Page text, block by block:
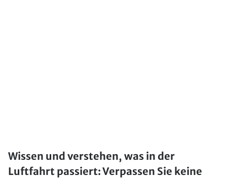
Wissen und verstehen, was in der
Luftfahrt passiert: Verpassen Sie keine